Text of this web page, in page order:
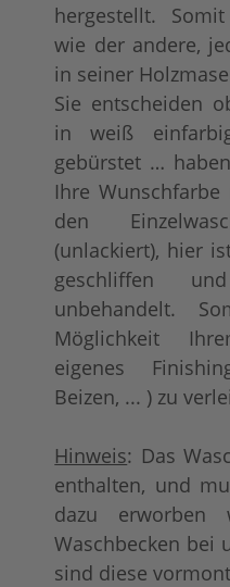
hergestellt.
wie der andere,
in seiner
Sie entscheiden
in weiß
gebürstet …
Ihre
den
(unlackiert), hier
geschliffen
unbehandelt.
Möglichkeit
eigenes
Beizen, ... ) zu
Hinweis: Das
enthalten, und
dazu erworben
Waschbecken bei
sind diese